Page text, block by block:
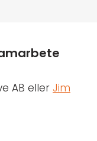
AB eller Jim